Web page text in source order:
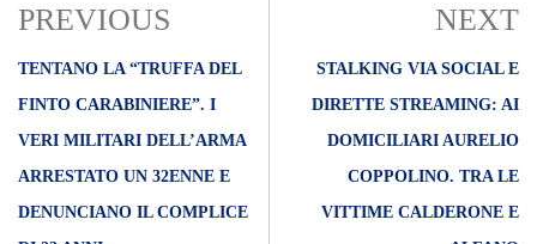
PREVIOUS
TENTANO LA “TRUFFA DEL
FINTO CARABINIERE”. I
VERI MILITARI DELL’ARMA
ARRESTATO UN 32ENNE E
DENUNCIANO IL COMPLICE
NEXT
STALKING VIA SOCIAL E
DIRETTE STREAMING: AI
DOMICILIARI AURELIO
COPPOLINO. TRA LE
VITTIME CALDERONE E